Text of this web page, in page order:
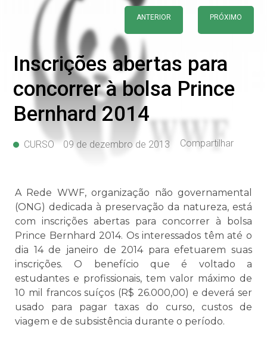
ANTERIOR PRÓXIMO
Inscrições abertas para
concorrer à bolsa Prince
Bernhard 2014
CURSO 09 de dezembro de 2013 Compartilhar
A Rede WWF, organização não governamental
(ONG) dedicada à preservação da natureza, está
com inscrições abertas para concorrer à bolsa
Prince Bernhard 2014. Os interessados têm até o
dia 14 de janeiro de 2014 para efetuarem suas
inscrições. O benefício que é voltado a
estudantes e profissionais, tem valor máximo de
10 mil francos suíços (R$ 26.000,00) e deverá ser
usado para pagar taxas do curso, custos de
viagem e de subsistência durante o período.